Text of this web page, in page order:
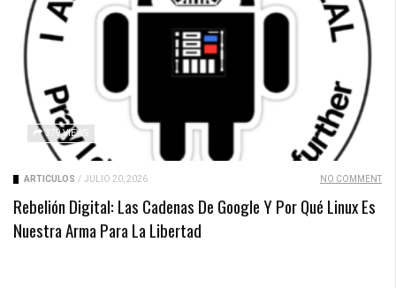
379 VIEWS
ARTICULOS / JULIO 20, 2026 NO COMMENT
Rebelión Digital: Las Cadenas De Google Y Por Qué Linux Es
Nuestra Arma Para La Libertad